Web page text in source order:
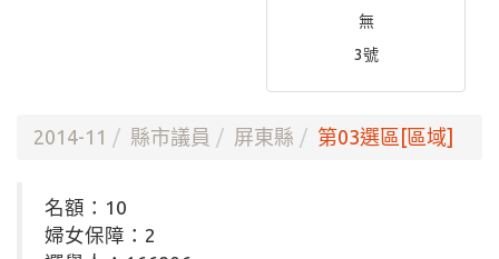
無
3號
2014-11 縣市議員 屏東縣 第03選區[區域]
名額：10
婦女保障：2